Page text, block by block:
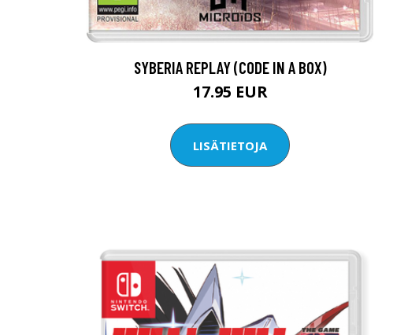
SYBERIA REPLAY (CODE IN A BOX)
17.95 EUR
LISÄTIETOJA